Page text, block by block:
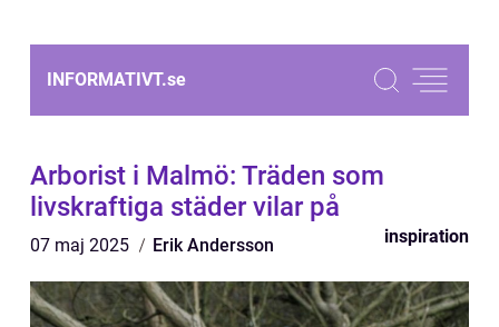
INFORMATIVT.se
Arborist i Malmö: Träden som
livskraftiga städer vilar på
07 maj 2025 Erik Andersson inspiration